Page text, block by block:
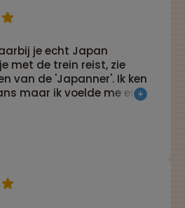
je echt Japan
met de trein reist, zie
van de 'Japanner'. Ik ken
maar ik voelde me er